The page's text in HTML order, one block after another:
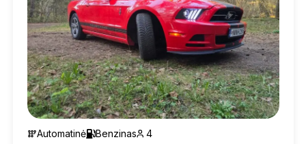
Automatinė Benzinas 4